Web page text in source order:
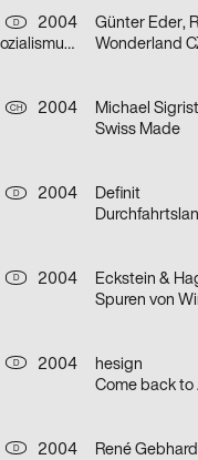
D
2004
Biographien aus der Zeit des Nationalsozialismus – Irene Block / Jürgen Stroop / Blanka Speier / Renia und Dawid Kohn
Wonderland
CH
2004
Michael Sigrist
Swiss Made
D
2004
Definit
D
2004
Eckstein &
Spuren von
D
2004
hesign
Come back to
D
2004
René